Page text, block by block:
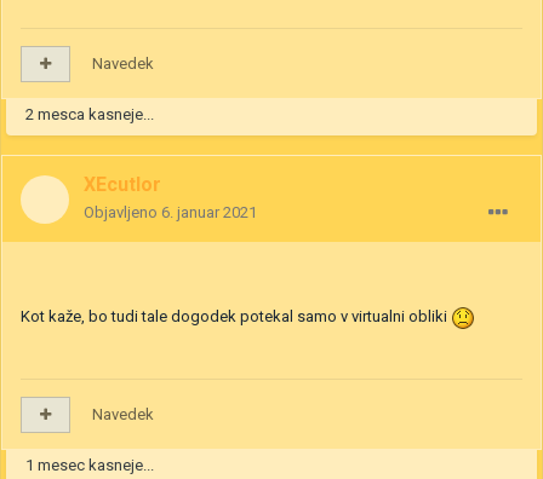
Navedek
2 mesca kasneje...
XEcutIor
Objavljeno 6. januar 2021
Kot kaže, bo tudi tale dogodek potekal samo v virtualni obliki
Navedek
1 mesec kasneje...